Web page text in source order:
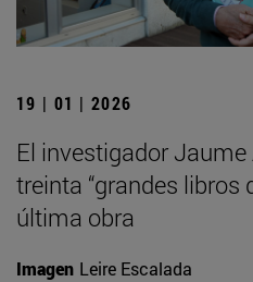
19 | 01 | 2026
El investigador
treinta “grandes libros
última obra
Imagen Leire Escalada